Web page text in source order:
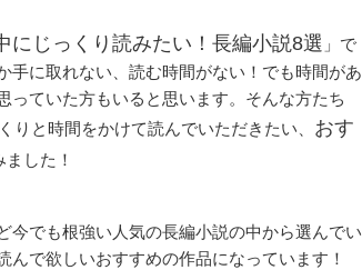
にじっくり読みたい！長編小説8選 」で
手に取れない、読む時間がない！でも時間があ
っていた方もいると思います。そんな方たち
りと時間をかけて読んでいただきたい、 おす
ました！
今でも根強い人気の長編小説の中から選んでい
で欲しいおすすめの作品になっています！